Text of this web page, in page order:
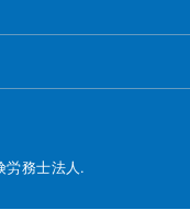
労務士法人.